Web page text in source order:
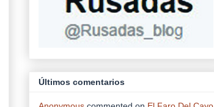
Últimos comentarios